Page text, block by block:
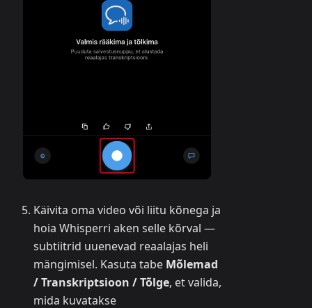
Käivita oma video või liitu kõnega ja
hoia Whisperri aken selle kõrval —
subtiitrid uuenevad reaalajas heli
mängimisel. Kasuta tabe Mõlemad
/ Transkriptsioon / Tõlge, et valida,
mida kuvatakse